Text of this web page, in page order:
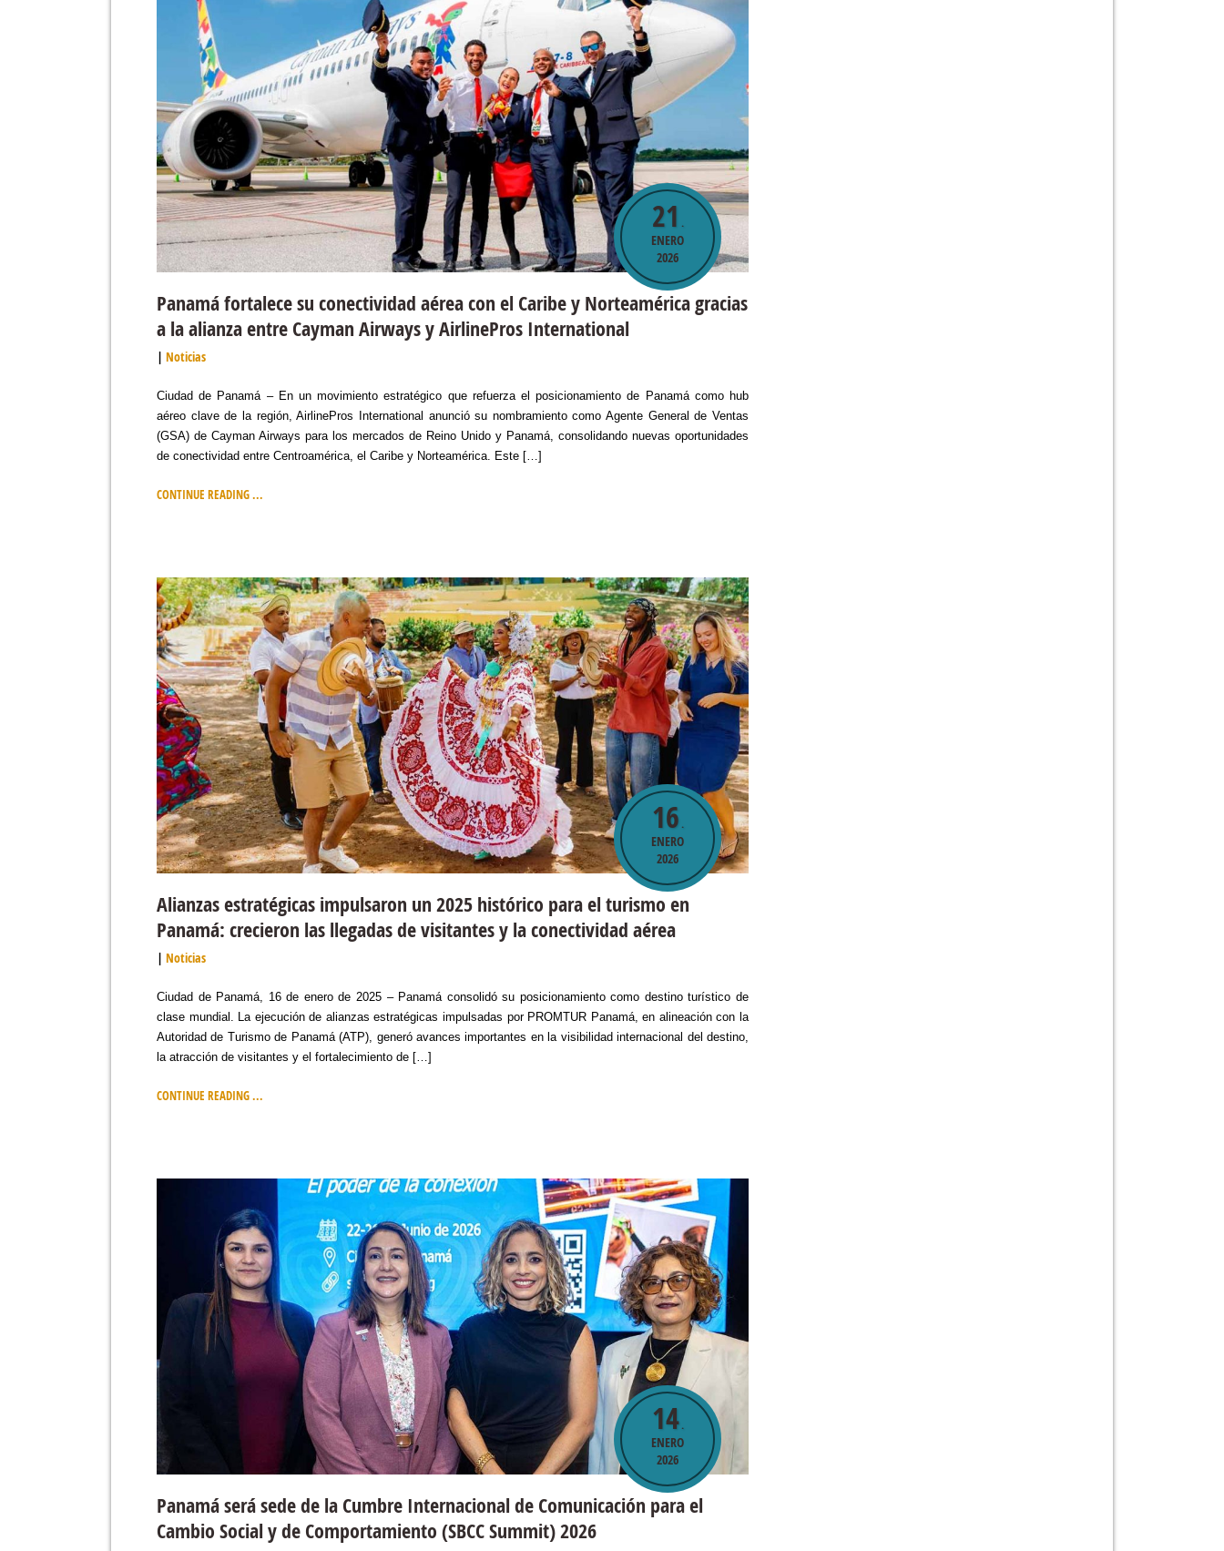
21 .
ENERO
2026
Panamá fortalece su conectividad aérea con el Caribe y Norteamérica gracias
a la alianza entre Cayman Airways y AirlinePros International
Noticias
Ciudad de Panamá – En un movimiento estratégico que refuerza el posicionamiento de Panamá como hub
aéreo clave de la región, AirlinePros International anunció su nombramiento como Agente General de Ventas
(GSA) de Cayman Airways para los mercados de Reino Unido y Panamá, consolidando nuevas oportunidades
de conectividad entre Centroamérica, el Caribe y Norteamérica. Este […]
CONTINUE READING ...
16 .
ENERO
2026
Alianzas estratégicas impulsaron un 2025 histórico para el turismo en
Panamá: crecieron las llegadas de visitantes y la conectividad aérea
Noticias
Ciudad de Panamá, 16 de enero de 2025 – Panamá consolidó su posicionamiento como destino turístico de
clase mundial. La ejecución de alianzas estratégicas impulsadas por PROMTUR Panamá, en alineación con la
Autoridad de Turismo de Panamá (ATP), generó avances importantes en la visibilidad internacional del destino,
la atracción de visitantes y el fortalecimiento de […]
CONTINUE READING ...
14 .
ENERO
2026
Panamá será sede de la Cumbre Internacional de Comunicación para el
Cambio Social y de Comportamiento (SBCC Summit) 2026